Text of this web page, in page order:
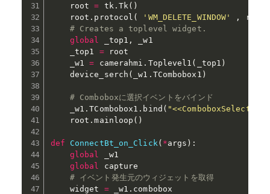
    root
= tk . Tk ( )
    root
. protocol ( 'WM_DELETE_WINDOW' , root
# Creates a toplevel widget.
global
_top1 ,
_w1
    _top1
= root
    _w1
= camerahmi . Toplevel1 ( _top1 )
    device_serch
( _w1 . TCombobox1 )
# Comboboxに選択イベントをバインド
    _w1
.TCombobox1 . bind (
    root
.mainloop ( )
def ConnectBt_on_Click ( *args ) :
global
_w1
global
capture
# イベント発生元のウィジェットを取得
    widget
= _w1 . combobox